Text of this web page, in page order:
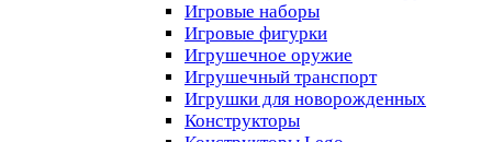
Игровые наборы
Игровые фигурки
Игрушечное оружие
Игрушечный транспорт
Игрушки для новорожденных
Конструкторы